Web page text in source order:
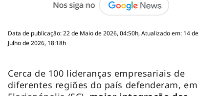
Data de publicação: 22 de Maio de 2026, 04:50h, Atualizado em: 14 de
Julho de 2026, 18:18h
Cerca de 100 lideranças empresariais de
diferentes regiões do país defenderam, em